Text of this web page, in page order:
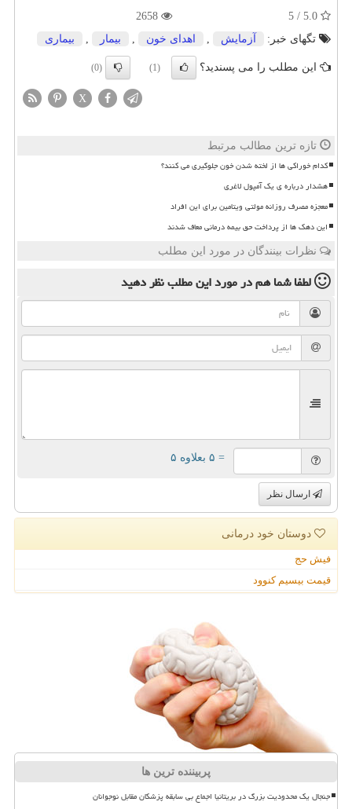
تگهای خبر:
آزمایش اهدای خون بیمار بیماری
این مطلب را می پسندید؟ (1)
(0)
X
تازه ترین مطالب مرتبط
کدام خوراکی ها از لخته شدن خون جلوگیری می کنند؟
هشدار درباره ی یک آمپول لاغری
معجزه مصرف روزانه مولتی ویتامین برای این افراد
این دهک ها از پرداخت حق بیمه درمانی معاف شدند
نظرات بینندگان در مورد این مطلب
لطفا شما همدر مورد این مطلبنظر دهید
= ۵ بعلاوه ۵
ارسال نظر
دوستان خود درمانی
فیش حج
قیمت بیسیم کنوود
پربیننده ترین ها
جنجال یک محدودیت بزرگ در بریتانیا اجماع بی سابقه پزشکان مقابل نوجوانان